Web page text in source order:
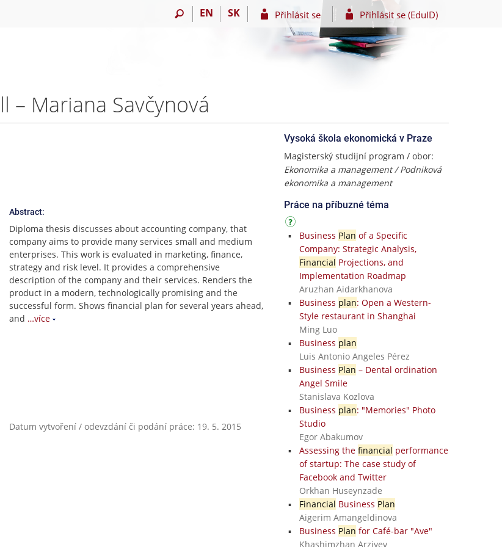
EN SK Přihlásit se Přihlásit se (EduID)
– Mariana Savčynová
Abstract:
Diploma thesis discusses about accounting company, that
company aims to provide many services small and medium
enterprises. This work is evaluated in marketing, finance,
strategy and risk level. It provides a comprehensive
description of the company and their services. Renders the
product in a modern, technologically promising and the
successful form. Shows financial plan for several years ahead,
and …více
Datum vytvoření / odevzdání či podání práce: 19. 5. 2015
Vysoká škola ekonomická v Praze
Magisterský studijní program / obor:
Ekonomika a management / Podniková
ekonomika a management
Práce na příbuzné téma
Business Plan of a Specific
Company: Strategic Analysis,
Financial Projections, and
Implementation Roadmap
Aruzhan Aidarkhanova
Business plan: Open a Western-
Style restaurant in Shanghai
Ming Luo
Business plan
Luis Antonio Angeles Pérez
Business Plan – Dental ordination
Angel Smile
Stanislava Kozlova
Business plan: "Memories" Photo
Studio
Egor Abakumov
Assessing the financial performance
of startup: The case study of
Facebook and Twitter
Orkhan Huseynzade
Financial Business Plan
Aigerim Amangeldinova
Business Plan for Café-bar "Ave"
Khashimzhan Arziyev